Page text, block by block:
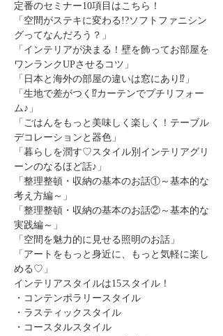
定番のセミナー10項目はこちら！
「空間がステキに変わる!?ソフトファニシン
グってなんだろう？」
「インテリアが決まる！壁を飾ってお部屋を
ワンランクUPさせるコツ」
「日本と海外の部屋の違いは窓にあり⁉」
「生地で差がつく⁉カーテンでプチリフォー
ム♪」
「ごはんをもっと美味しく楽しく！テーブル
デコレーションと器色」
「暮らしを潤す♡スタイル別インテリアグリ
ーンのなるほど話♪」
「整理整頓・収納の基本のお話①～基本的な
考え方編～」
「整理整頓・収納の基本のお話②～基本的な
実践編～」
「空間を魅力的に見せる照明のお話」
「アートをもっと身近に、もっと気軽に楽し
める♡」
インテリアスタイルは15スタイル！
・コンテンポラリースタイル
・ラスティックスタイル
・コースタルスタイル